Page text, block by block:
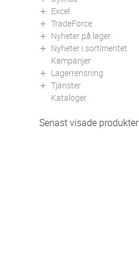
Excel
TradeForce
Nyheter på lager
Nyheter i sortimentet
Kampanjer
Lagerrensning
Tjänster
Kataloger
Senast visade produkter